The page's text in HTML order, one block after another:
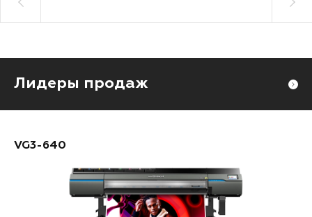
Лидеры продаж
VG3-640